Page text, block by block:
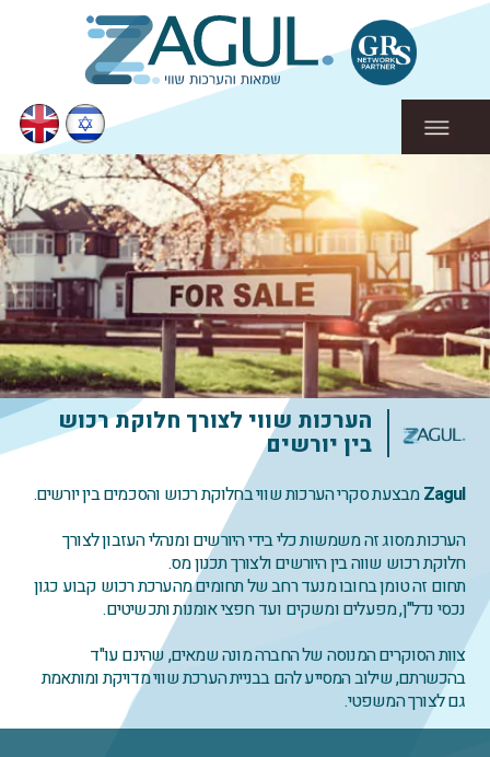
הערכות שווי לצורך חלוקת רכוש
בין יורשים
Zagulמבצעת סקרי הערכות שווי בחלוקת רכוש והסכמים בין יורשים.
הערכות מסוג זה משמשות כלי בידי היורשים ומנהלי העזבון לצורך
חלוקת רכוש שווה בין היורשים ולצורך תכנון מס.
תחום זה טומן בחובו מנעד רחב של תחומים מהערכת רכוש קבוע כגון
נכסי נדל"ן, מפעלים ומשקים ועד חפצי אומנות ותכשיטים.
צוות הסוקרים המנוסה של החברה מונה שמאים, שהינם עו"ד
בהכשרתם, שילוב המסייע להם בבניית הערכת שווי מדויקת ומותאמת
גם לצורך המשפטי.